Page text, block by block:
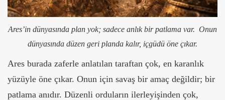
Ares’in dünyasında plan yok; sadece anlık bir patlama var. Onun
dünyasında düzen geri planda kalır, içgüdü öne çıkar.
Ares burada zaferle anlatılan taraftan çok, en karanlık
yüzüyle öne çıkar. Onun için savaş bir amaç değildir; bir
patlama anıdır. Düzenli orduların ilerleyişinden çok,